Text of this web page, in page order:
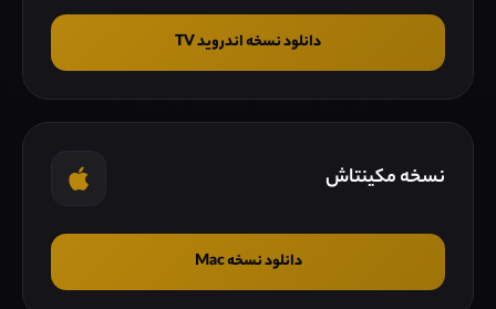
دانلود نسخه اندروید TV
نسخه مکینتاش
دانلود نسخه Mac